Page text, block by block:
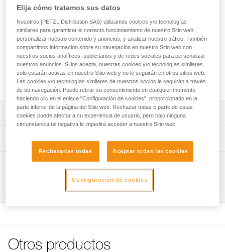
La polea MINDER S2 está destinada a los profesionales del
rescate. Sus placas laterales específicas están adaptadas
para utilizar con el nudo autobloqueante Prusik en los
sistemas antirretorno. Con sus dos roldanas y su punto de
enganche auxiliar, está adaptada a la realización de
polipastos complejos. Compacto y ligero, ofrece un buen
rendimiento para la manipulación de cargas intermedias.
Descripción
- Placas laterales móviles en el diseño adaptado con el
nudo autobloqueante Prusik.
Diseñada para la manipulación de cargas intermedias:
- Alto rendimiento asegurado por las roldanas montadas
en un rodamiento de bolas estanco.
placas laterales.
Compatibilidad de la cuerda: 6 a 11 mm
Rodamiento de bolas: sí
Carga de rotura del punto auxiliar: 12 kN
Información técnica
Descargar el pdf technical-notice-POULIES-2
FAQ
Descargar el pdf verif-EPI-poulies-suivi-ES
Otros productos
Elija cómo tratamos sus datos
Nosotros [PETZL Distribution SAS) utilizamos cookies y/o tecnologías
similares para garantizar el correcto funcionamiento de nuestro Sitio web,
personalizar nuestro contenido y anuncios, y analizar nuestro tráfico. También
compartimos información sobre su navegación en nuestro Sitio web con
nuestros socios analíticos, publicitarios y de redes sociales para personalizar
nuestros anuncios. Si los acepta, nuestras cookies y/o tecnologías similares
solo estarán activas en nuestro Sitio web y no le seguirán en otros sitios web.
Las cookies y/o tecnologías similares de nuestros socios le seguirán a través
de su navegación. Puede retirar su consentimiento en cualquier momento
haciendo clic en el enlace "Configuración de cookies", proporcionado en la
parte inferior de la página del Sitio web. Rechazar todas o parte de estas
cookies puede afectar a su experiencia de usuario, pero bajo ninguna
circunstancia tal negativa le impedirá acceder a nuestro Sitio web.
Rechazarlas todas Aceptar todas las cookies
Configuración de cookies